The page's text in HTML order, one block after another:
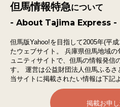
但馬情報特急について
- About Tajima Express -
但馬版Yahoo!を目指して2005年(平
たウェブサイト。
兵庫県但馬地域の
ュニティサイトで、 但馬の情報発信
す。
運営は公益財団法人但馬ふるさ
当サイトに掲載されたい情報は下記
掲載お申